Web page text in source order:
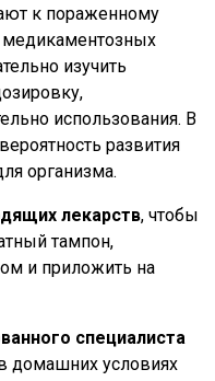
к пораженному
изучить
использования. В
развития
организма.
лекарств, чтобы
тампон,
и приложить на
специалиста
домашних условиях